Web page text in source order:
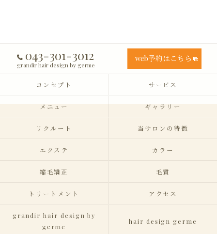
043-301-3012
grandir hair design by germe
web予約はこちら
コンセプト サービス
メニュー ギャラリー
リクルート 当サロンの特徴
エクステ カラー
縮毛矯正 毛質
トリートメント アクセス
grandir hair design by
germe
hair design germe